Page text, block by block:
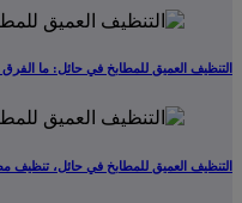
التنظيف العميق للمطابخ في حائل: ما الفرق
التنظيف العميق للمطابخ في حائل، تنظيف